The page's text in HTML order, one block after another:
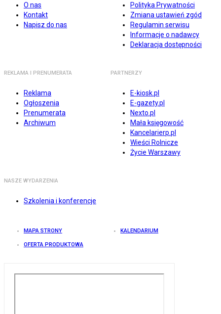
O nas
Kontakt
Napisz do nas
Polityka Prywatności
Zmiana ustawień zgód
Regulamin serwisu
Informacje o nadawcy
Deklaracja dostępności
REKLAMA I PRENUMERATA
Reklama
Ogłoszenia
Prenumerata
Archiwum
PARTNERZY
E-kiosk.pl
E-gazety.pl
Nexto.pl
Mała księgowość
Kancelarierp.pl
Wieści Rolnicze
Życie Warszawy
NASZE WYDARZENIA
Szkolenia i konferencje
MAPA STRONY KALENDARIUM
OFERTA PRODUKTOWA